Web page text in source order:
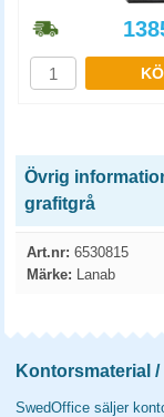
Övrig
grafitgrå
Art.nr: 6530815
Märke: Lanab
Kontorsmaterial
SwedOffice säljer